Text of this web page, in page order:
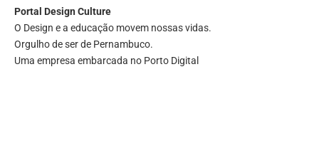
Portal Design Culture
O Design e a educação movem nossas vidas.
Orgulho de ser de Pernambuco.
Uma empresa embarcada no Porto Digital